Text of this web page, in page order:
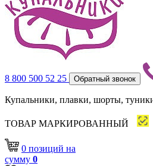
8 800 500 52 25 Обратный звонок
Купальники, плавки, шорты,
ТОВАР МАРКИРОВАННЫЙ
0 позиций на
сумму 0